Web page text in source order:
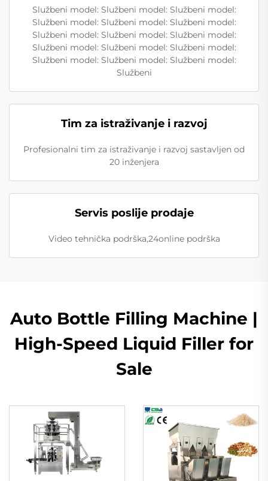
Službeni model: Službeni model: Službeni model:
Službeni model: Službeni model: Službeni model:
Službeni model: Službeni model: Službeni model:
Službeni model: Službeni model: Službeni model:
Službeni model: Službeni model: Službeni model:
Službeni
Tim za istraživanje i razvoj
Profesionalni tim za istraživanje i razvoj sastavljen od
20 inženjera
Servis poslije prodaje
Video tehnička podrška,24online podrška
Auto Bottle Filling Machine |
High-Speed Liquid Filler for
Sale